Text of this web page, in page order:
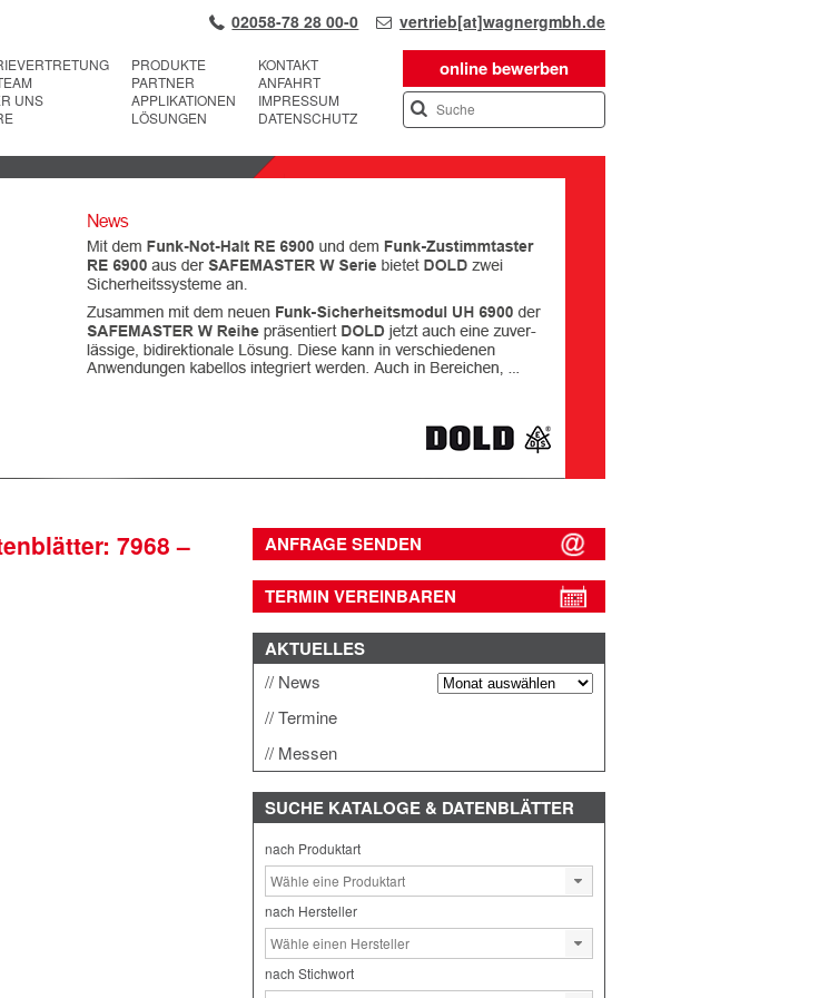
02058-78 28 00-0 vertrieb[at]wagnergmbh.de
online bewerben
UNS
PRODUKTE
PARTNER
APPLIKATIONEN
LÖSUNGEN
KONTAKT
ANFAHRT
IMPRESSUM
DATENSCHUTZ
7968 –
ANFRAGE SENDEN
TERMIN VEREINBAREN
AKTUELLES
News
Termine
Messen
SUCHE KATALOGE & DATENBLÄTTER
nach Produktart
nach Hersteller
nach Stichwort